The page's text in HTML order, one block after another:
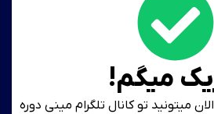
میگم!
میتونید تو کانال تلگرام مینی دوره